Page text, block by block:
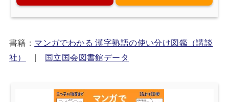
書籍： マンガでわかる 漢字熟語の使い分け図鑑（講談
社）
国立国会図書館データ